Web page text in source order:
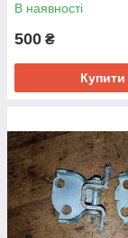
В наявності
500 ₴
Купити